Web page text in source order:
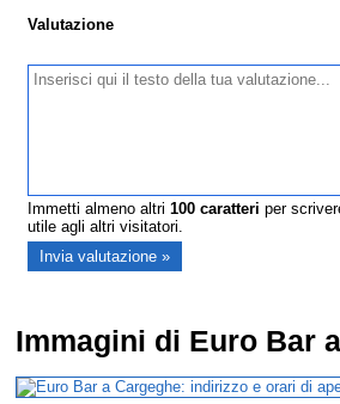
Valutazione
Immetti almeno altri100 caratteri per
utile agli altri visitatori.
Immagini di Euro Bar